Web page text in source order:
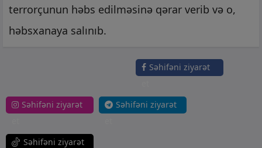
terrorçunun həbs edilməsinə qərar verib və o,
həbsxanaya salınıb.
Səhifəni ziyarət
Səhifəni ziyarət
Səhifəni ziyarət
Səhifəni ziyarət